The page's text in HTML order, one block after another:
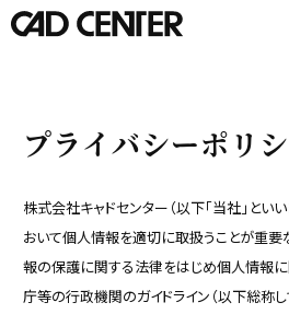
プライバシーポリ
株式会社キャドセンター（以下「当社」とい
おいて個人情報を適切に取扱うことが重要
報の保護に関する法律をはじめ個人情報
庁等の行政機関のガイドライン（以下総称し